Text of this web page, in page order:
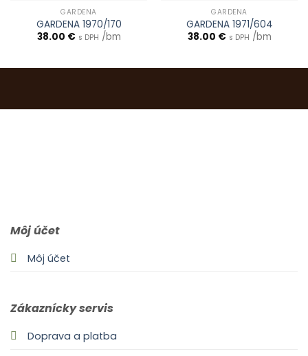
GARDENA
GARDENA 1970/170
38.00 € s DPH /bm
GARDENA
GARDENA 1971/604
38.00 € s DPH /bm
Môj účet
Môj účet
Zákaznícky servis
Doprava a platba